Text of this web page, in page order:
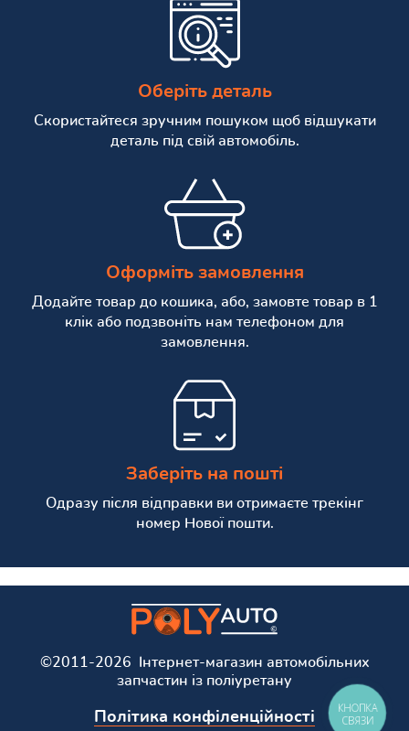
Оберіть деталь
Скористайтеся зручним пошуком щоб відшукати
деталь під свій автомобіль.
Оформіть замовлення
Додайте товар до кошика, або, замовте товар в 1
клік або подзвоніть нам телефоном для
замовлення.
Заберіть на пошті
Одразу після відправки ви отримаєте трекінг
номер Нової пошти.
©2011-2026 Інтернет-магазин автомобільних
запчастин із поліуретану
Політика конфіленційності
КНОПКА
СВЯЗИ